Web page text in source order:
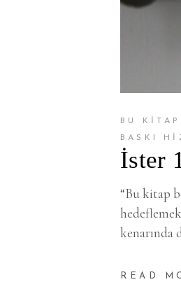
BU
BASKI
İster
“Bu kitap
kenarında
READ